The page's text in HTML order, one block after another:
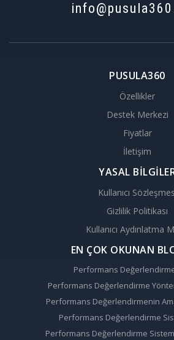
PUSULA360
Özellikler
Destek Merkezi
Fiyatlar
İletişim
YASAL
Kullanıcı
Gizlilik Politikası
Kullanıcı Aydınlatma
EN ÇOK OKUNAN
Performans
Performans Değerlendirme
Performans Değerlendirmenin
Performans Değerlendirme
Performans Değerlendirme